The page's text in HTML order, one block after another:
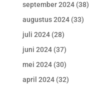
september 2024(38)
augustus 2024(33)
juli 2024(28)
juni 2024(37)
mei 2024(30)
april 2024(32)